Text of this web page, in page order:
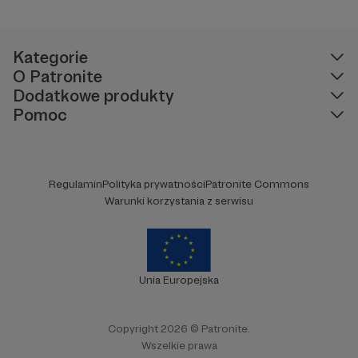
W tym miejscu powinna być zewnętrzna
treść
Aby zobaczyć treść musisz zmienić ustawienia
Kategorie
O Patronite
Dodatkowe produkty
Pomoc
RegulaminPolityka prywatnościPatronite Commons
Warunki korzystania z serwisu
Unia Europejska
Copyright 2026 © Patronite.
Wszelkie prawa